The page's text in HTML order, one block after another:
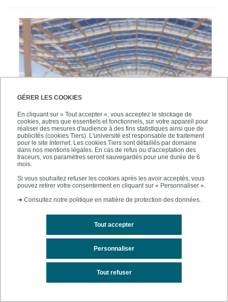
GÉRER LES COOKIES
En cliquant sur « Tout accepter », vous acceptez le stockage de
cookies, autres que essentiels et fonctionnels, sur votre appareil pour
réaliser des mesures d'audience à des fins statistiques ainsi que de
publicités (cookies Tiers). L'université est responsable de traitement
pour le site Internet. Les cookies Tiers sont détaillés par domaine
dans nos mentions légales. En cas de refus ou d'acceptation des
traceurs, vos paramètres seront sauvegardés pour une durée de 6
mois.
Si vous souhaitez refuser les cookies après les avoir acceptés, vous
pouvez retirer votre consentement en cliquant sur « Personnaliser ».
➜ Consultez notre politique en matière de protection des données.
Tout accepter
Tout refuser
Personnaliser
techniques" - Centre d'Etudes Africaines, Université
Mohammed VI Polytechnique
7 décembre 2023-9 décembre 2023
Organisé par le Centre d'études africaines (CAS), dont
l'EUR est partenaire, le colloque se déroule du jeudi 7 au
samedi 9 décembre 2023.